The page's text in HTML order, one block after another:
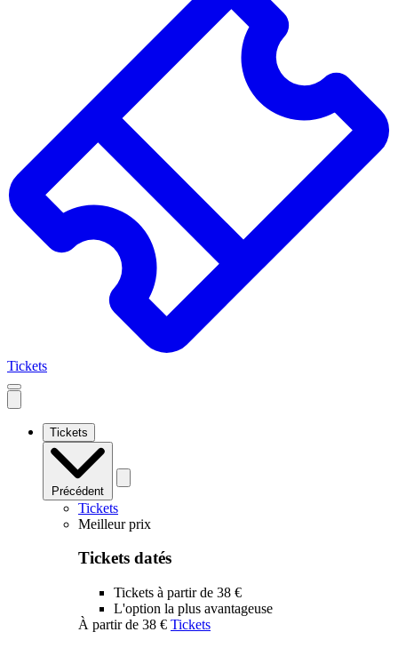
Tickets
Open
mobile
Tickets
Précédent
Tickets
Meilleur prix
Tickets datés
Tickets à partir de 38 €
L'option la plus avantageuse
À partir de 38 € Tickets